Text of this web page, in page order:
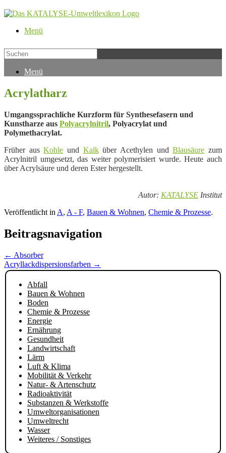
Menü
Menü
Acrylatharz
Umgangssprachliche Kurzform für Synthesefasern und
Kunstharze aus Polyacrylnitril, Polyacrylat und
Polymethacrylat.
Früher ausKohle und Kalküber Acethylen undBlausäure zum
Acrylnitril umgesetzt, das weiter polymerisiert wurde. Heute auch
über Acrylsäure und deren Ester hergestellt.
Autor: KATALYSE Institut
Veröffentlicht in A, A - F, Bauen & Wohnen, Chemie & Prozesse.
Beitragsnavigation
← Absorber
Acryllackdispersionsfarben →
Abfall
Bauen & Wohnen
Boden
Chemie & Prozesse
Energie
Ernährung
Gesundheit
Landwirtschaft
Lärm
Luft & Klima
Mobilität & Verkehr
Natur- & Artenschutz
Radioaktivität
Substanzen & Werkstoffe
Umweltorganisationen
Umweltrecht
Wasser
Weiteres / Sonstiges